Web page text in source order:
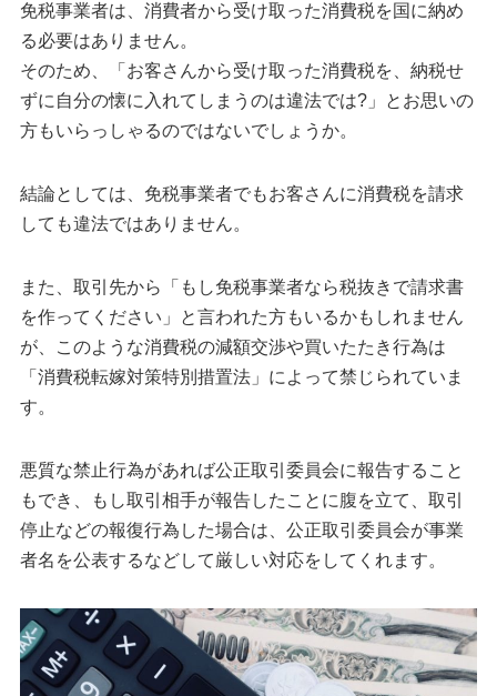
免税事業者は、消費者から受け取った消費税を国に納め
る必要はありません。
そのため、「お客さんから受け取った消費税を、納税せ
ずに自分の懐に入れてしまうのは違法では?」とお思いの
方もいらっしゃるのではないでしょうか。
結論としては、免税事業者でもお客さんに消費税を請求
しても違法ではありません。
また、取引先から「もし免税事業者なら税抜きで請求書
を作ってください」と言われた方もいるかもしれません
が、このような消費税の減額交渉や買いたたき行為は
「消費税転嫁対策特別措置法」によって禁じられていま
す。
悪質な禁止行為があれば公正取引委員会に報告すること
もでき、もし取引相手が報告したことに腹を立て、取引
停止などの報復行為した場合は、公正取引委員会が事業
者名を公表するなどして厳しい対応をしてくれます。